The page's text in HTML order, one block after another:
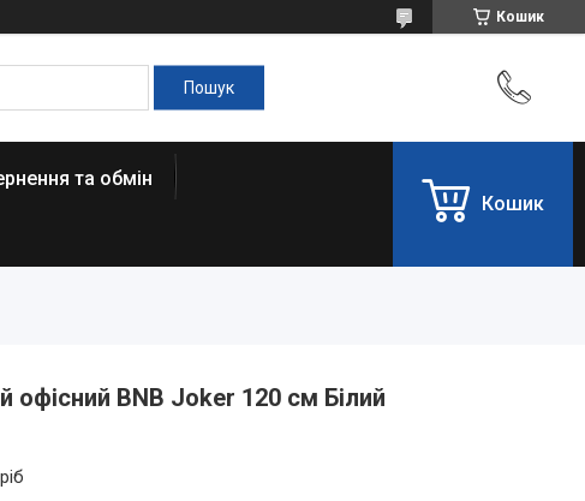
Кошик
та обмін
Кошик
офісний BNB Joker 120 см Білий